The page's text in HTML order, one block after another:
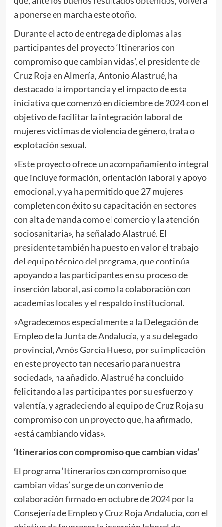
a ponerse en marcha este otoño.
Durante el acto de entrega de diplomas a las
participantes del proyecto ‘Itinerarios con
compromiso que cambian vidas’, el presidente de
Cruz Roja en Almería, Antonio Alastrué, ha
destacado la importancia y el impacto de esta
iniciativa que comenzó en diciembre de 2024 con el
objetivo de facilitar la integración laboral de
mujeres víctimas de violencia de género, trata o
explotación sexual.
«Este proyecto ofrece un acompañamiento integral
que incluye formación, orientación laboral y apoyo
emocional, y ya ha permitido que 27 mujeres
completen con éxito su capacitación en sectores
con alta demanda como el comercio y la atención
sociosanitaria», ha señalado Alastrué. El
presidente también ha puesto en valor el trabajo
del equipo técnico del programa, que continúa
apoyando a las participantes en su proceso de
inserción laboral, así como la colaboración con
academias locales y el respaldo institucional.
«Agradecemos especialmente a la Delegación de
Empleo de la Junta de Andalucía, y a su delegado
provincial, Amós García Hueso, por su implicación
en este proyecto tan necesario para nuestra
sociedad», ha añadido. Alastrué ha concluido
felicitando a las participantes por su esfuerzo y
valentía, y agradeciendo al equipo de Cruz Roja su
compromiso con un proyecto que, ha afirmado,
«está cambiando vidas».
‘Itinerarios con compromiso que cambian vidas’
El programa ‘Itinerarios con compromiso que
cambian vidas’ surge de un convenio de
colaboración firmado en octubre de 2024 por la
Consejería de Empleo y Cruz Roja Andalucía, con el